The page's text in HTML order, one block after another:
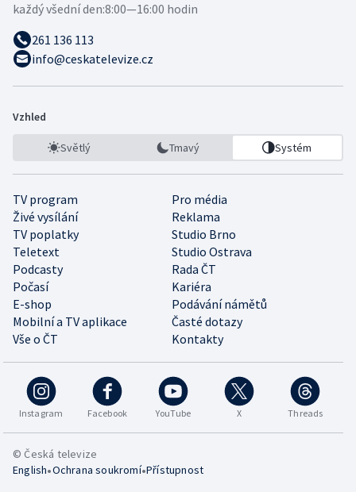
každý všední den:8:00—16:00 hodin
261 136 113
info@ceskatelevize.cz
Vzhled
Světlý Tmavý Systém
TV program
Pro média
Živé vysílání
Reklama
TV poplatky
Studio Brno
Teletext
Studio Ostrava
Podcasty
Rada ČT
Počasí
Kariéra
E-shop
Podávání námětů
Mobilní a TV aplikace
Časté dotazy
Vše o ČT
Kontakty
Instagram Facebook YouTube X Threads
© Česká televize
English•Ochrana soukromí•Přístupnost